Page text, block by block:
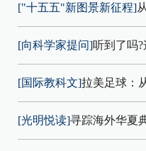
["十五五"新图景新征程]
[向科学家提问]听到了吗
[国际教科文]拉美足球：
[光明悦读]寻踪海外华夏